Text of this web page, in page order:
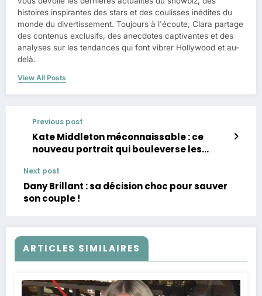
histoires inspirantes des stars et des coulisses inédites du
monde du divertissement. Toujours à l'écoute, Clara partage
des contenus exclusifs, des anecdotes captivantes et des
analyses sur les tendances qui font vibrer Hollywood et au-
delà.
View All Posts
Previous post
Kate Middleton méconnaissable : ce
nouveau portrait qui bouleverse les
Next post
Dany Brillant : sa décision choc pour sauver
son couple !
ARTICLES SIMILAIRES